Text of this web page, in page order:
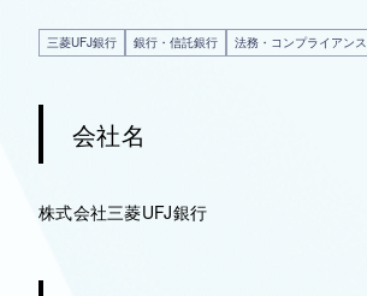
三菱UFJ銀行 銀行・信託銀行 法務・コンプライアンス
会社名
株式会社三菱UFJ銀行